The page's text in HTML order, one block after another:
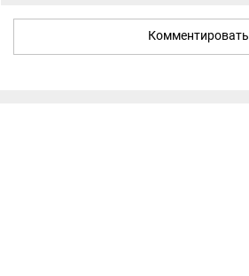
Комментировать